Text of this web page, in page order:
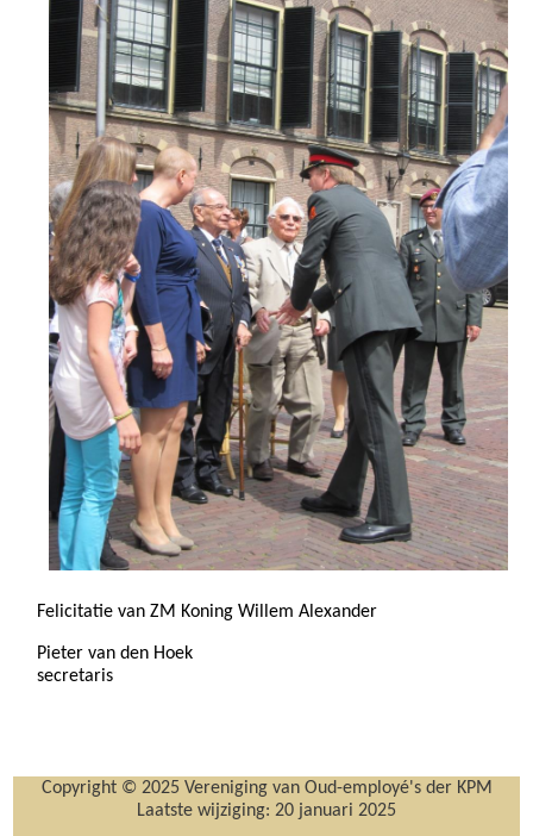
Felicitatie van ZM Koning Willem Alexander
Pieter van den Hoek
secretaris
Copyright © 2025 Vereniging van Oud-employé's der KPM
Laatste wijziging: 20 januari 2025